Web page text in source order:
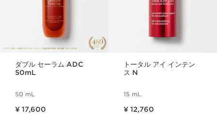
ダブル セーラム ADC
50mL
50 mL
¥ 17,600
トータル アイ インテン
ス N
15 mL
¥ 12,760